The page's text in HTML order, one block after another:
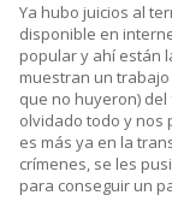
Ya hubo juicios al
disponible en
popular y ahí están
muestran un
que no huyeron)
olvidado todo y nos
es más ya en la
crímenes, se les
para conseguir un